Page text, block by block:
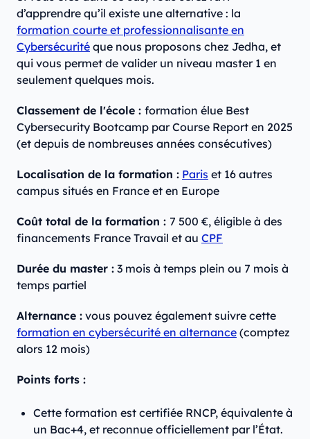
d’apprendre qu’il existe une alternative : la
formation courte et professionnalisante en
Cybersécurité que nous proposons chez Jedha, et
qui vous permet de valider un niveau master 1 en
seulement quelques mois.
Classement de l'école : formation élue Best
Cybersecurity Bootcamp par Course Report en 2025
(et depuis de nombreuses années consécutives)
Localisation de la formation : Paris et 16 autres
campus situés en France et en Europe
Coût total de la formation : 7 500 €, éligible à des
financements France Travail et au CPF
Durée du master : 3 mois à temps plein ou 7 mois à
temps partiel
Alternance : vous pouvez également suivre cette
formation en cybersécurité en alternance (comptez
alors 12 mois)
Points forts :
Cette formation est certifiée RNCP, équivalente à
un Bac+4, et reconnue officiellement par l’État.